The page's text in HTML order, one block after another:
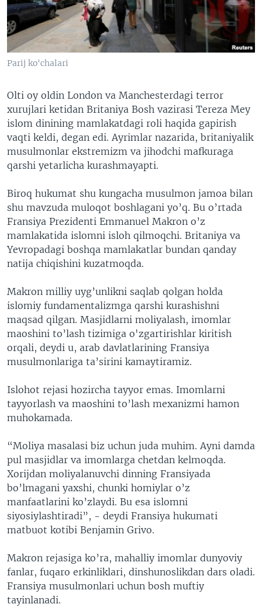
VIDEO
XABARLAR SURATLARDA
ODNOKLASSNIKI
TELEGRAM
TWITTER
Parij ko'chalari
Olti oy oldin London va Manchesterdagi terror
xurujlari ketidan Britaniya Bosh vazirasi Tereza Mey
islom dinining mamlakatdagi roli haqida gapirish
vaqti keldi, degan edi. Ayrimlar nazarida, britaniyalik
musulmonlar ekstremizm va jihodchi mafkuraga
qarshi yetarlicha kurashmayapti.
Biroq hukumat shu kungacha musulmon jamoa bilan
shu mavzuda muloqot boshlagani yo’q. Bu o’rtada
Fransiya Prezidenti Emmanuel Makron o’z
mamlakatida islomni isloh qilmoqchi. Britaniya va
Yevropadagi boshqa mamlakatlar bundan qanday
natija chiqishini kuzatmoqda.
Makron milliy uyg’unlikni saqlab qolgan holda
islomiy fundamentalizmga qarshi kurashishni
maqsad qilgan. Masjidlarni moliyalash, imomlar
maoshini to’lash tizimiga o'zgartirishlar kiritish
orqali, deydi u, arab davlatlarining Fransiya
musulmonlariga ta’sirini kamaytiramiz.
Islohot rejasi hozircha tayyor emas. Imomlarni
tayyorlash va maoshini to’lash mexanizmi hamon
muhokamada.
“Moliya masalasi biz uchun juda muhim. Ayni damda
pul masjidlar va imomlarga chetdan kelmoqda.
Xorijdan moliyalanuvchi dinning Fransiyada
bo’lmagani yaxshi, chunki homiylar o’z
manfaatlarini ko’zlaydi. Bu esa islomni
siyosiylashtiradi”, - deydi Fransiya hukumati
matbuot kotibi Benjamin Grivo.
Makron rejasiga ko’ra, mahalliy imomlar dunyoviy
fanlar, fuqaro erkinliklari, dinshunoslikdan dars oladi.
Fransiya musulmonlari uchun bosh muftiy
tayinlanadi.